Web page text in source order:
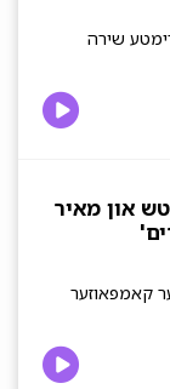
שירה
און מאיר
קאמפאוזער